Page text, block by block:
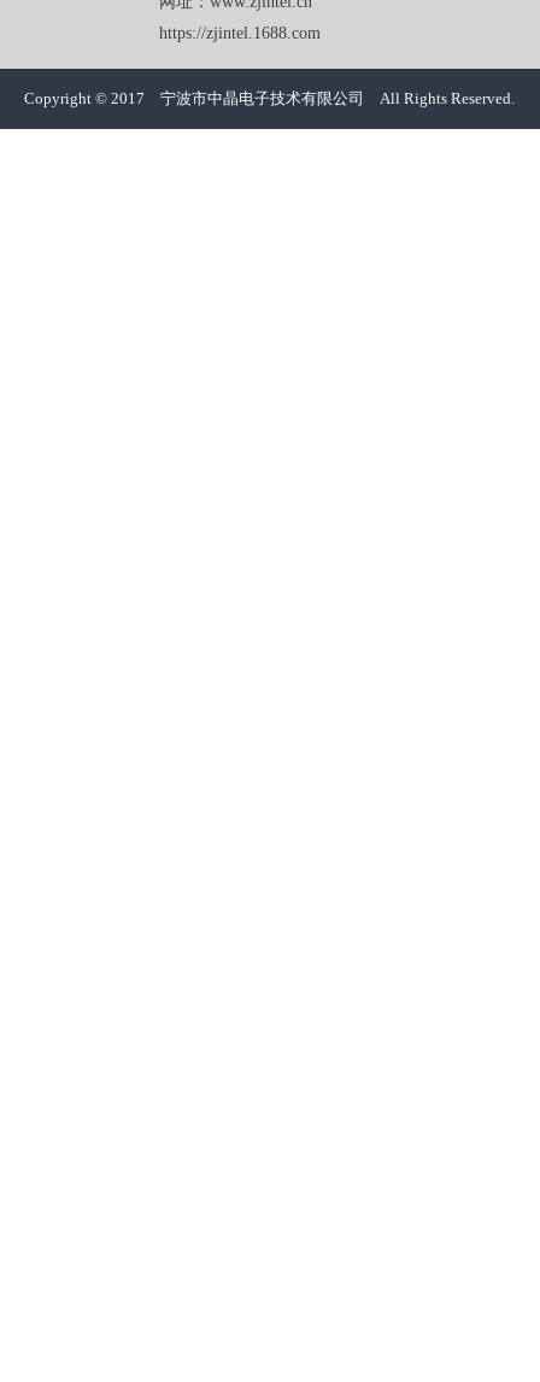
https://zjintel.1688.com
Copyright © 2017 宁波市中晶电子技术有限公司 All Rights Reserved.